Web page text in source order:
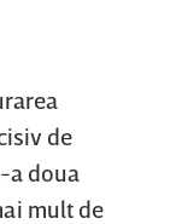
de
a doua
mult de